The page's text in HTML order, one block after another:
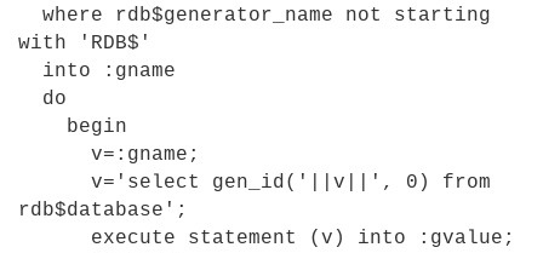
where rdb$generator_name not starting
with 'RDB$'
into :gname
do
begin
v=:gname;
v='select gen_id('||v||', 0) from
rdb$database';
execute statement (v) into :gvalue;